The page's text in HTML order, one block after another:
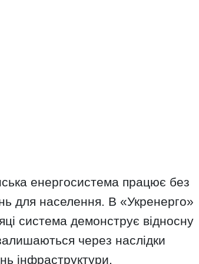
енергосистема працює без
для населення. В «Укренерго»
система демонструє відносну
через наслідки
інфраструктури.